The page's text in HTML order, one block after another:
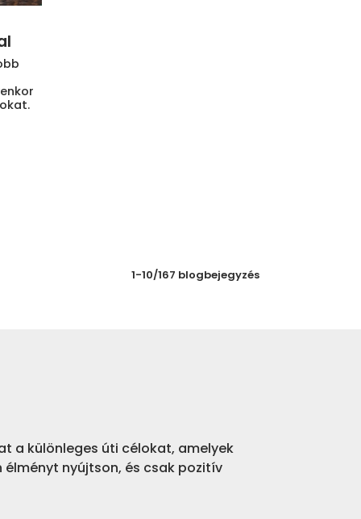
1-10/167 blogbejegyzés
a különleges úti célokat, amelyek
nyújtson, és csak pozitív